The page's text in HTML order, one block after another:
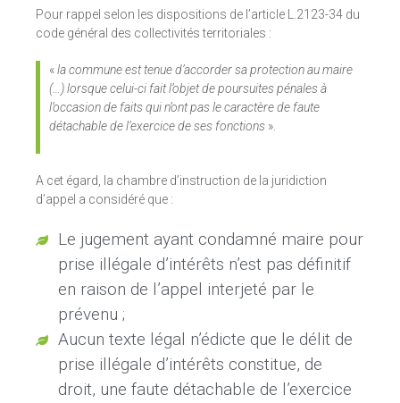
Pour rappel selon les dispositions de l’article L.2123-34 du
code général des collectivités territoriales :
«la commune est tenue d’accorder sa protection au maire
(…) lorsque celui-ci fait l’objet de poursuites pénales à
l’occasion de faits qui n’ont pas le caractère de faute
détachable de l’exercice de ses fonctions ».
A cet égard, la chambre d’instruction de la juridiction
d’appel a considéré que :
Le jugement ayant condamné maire pour
prise illégale d’intérêts n’est pas définitif
en raison de l’appel interjeté par le
prévenu ;
Aucun texte légal n’édicte que le délit de
prise illégale d’intérêts constitue, de
droit, une faute détachable de l’exercice